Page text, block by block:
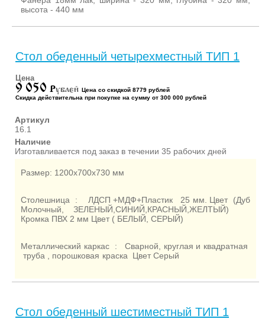
(1)
КАБИНЕТОВ (16)
БИБЛИОТЕКИ (8)
высота - 440 мм
Стол обеденный четырехместный ТИП 1
Цена
9 050 Pублей Цена со скидкой 8779 рублей
Скидка действительна при покупке на сумму от 300 000 рублей
Артикул
16.1
Наличие
Изготавливается под заказ в течении 35 рабочих дней
Размер: 1200х700х730 мм
Столешница : ЛДСП +МДФ+Пластик 25 мм. Цвет (Дуб
Молочный, ЗЕЛЕНЫЙ,СИНИЙ,КРАСНЫЙ,ЖЕЛТЫЙ)
Кромка ПВХ 2 мм Цвет ( БЕЛЫЙ, СЕРЫЙ)
Металлический каркас : Сварной, круглая и квадратная
труба , порошковая краска Цвет Серый
Стол обеденный шестиместный ТИП 1